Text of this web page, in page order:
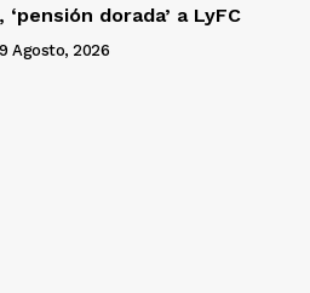
dorada’ a LyFC
9 Agosto, 2026